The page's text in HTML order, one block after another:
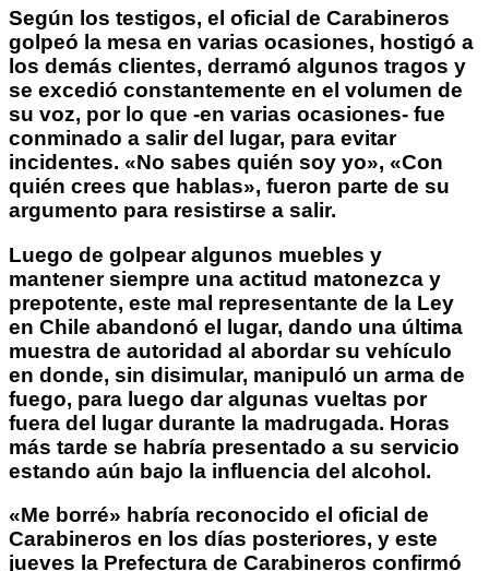
Según los testigos, el oficial de Carabineros
golpeó la mesa en varias ocasiones, hostigó a
los demás clientes, derramó algunos tragos y
se excedió constantemente en el volumen de
su voz, por lo que -en varias ocasiones- fue
conminado a salir del lugar, para evitar
incidentes. «No sabes quién soy yo», «Con
quién crees que hablas», fueron parte de su
argumento para resistirse a salir.
Luego de golpear algunos muebles y
mantener siempre una actitud matonezca y
prepotente, este mal representante de la Ley
en Chile abandonó el lugar, dando una última
muestra de autoridad al abordar su vehículo
en donde, sin disimular, manipuló un arma de
fuego, para luego dar algunas vueltas por
fuera del lugar durante la madrugada. Horas
más tarde se habría presentado a su servicio
estando aún bajo la influencia del alcohol.
«Me borré» habría reconocido el oficial de
Carabineros en los días posteriores, y este
jueves la Prefectura de Carabineros confirmó